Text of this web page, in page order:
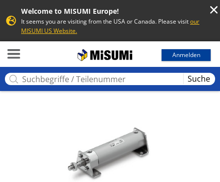
Welcome to MISUMI Europe!
It seems you are visiting from the USA or Canada. Please visitour
MISUMI US Website.
Anmelden
Suche